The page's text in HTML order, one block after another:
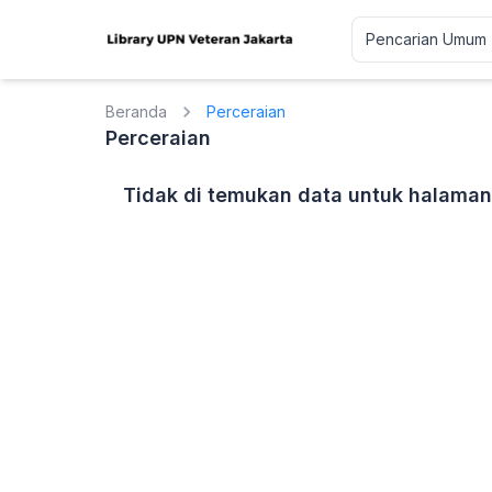
Beranda Perceraian
Perceraian
Tidak di temukan data untuk